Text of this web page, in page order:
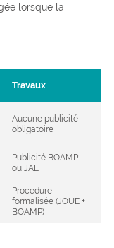
lorsque la
Travaux
Aucune publicité
obligatoire
Publicité BOAMP
ou JAL
Procédure
formalisée (JOUE +
BOAMP)